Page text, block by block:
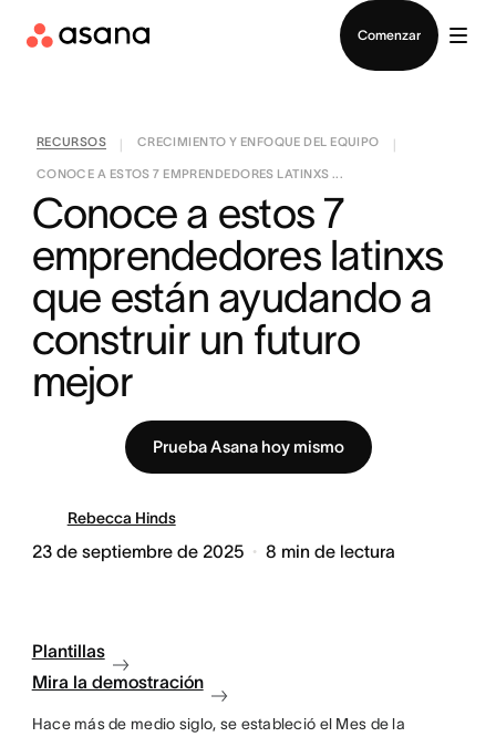
Comenzar
RECURSOS CRECIMIENTO Y ENFOQUE DEL EQUIPO
CONOCE A ESTOS 7 EMPRENDEDORES LATINXS ...
Conoce a estos 7
emprendedores latinxs
que están ayudando a
construir un futuro
mejor
Prueba Asana hoy mismo
Rebecca Hinds
23 de septiembre de 2025 8 min de lectura
Plantillas
Mira la demostración
Hace más de medio siglo, se estableció el Mes de la